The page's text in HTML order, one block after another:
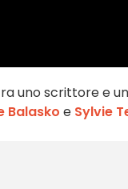
uno scrittore e
Balasko e Sylvie